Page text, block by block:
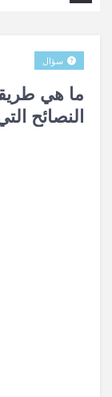
ما هي
النصائح
سؤال